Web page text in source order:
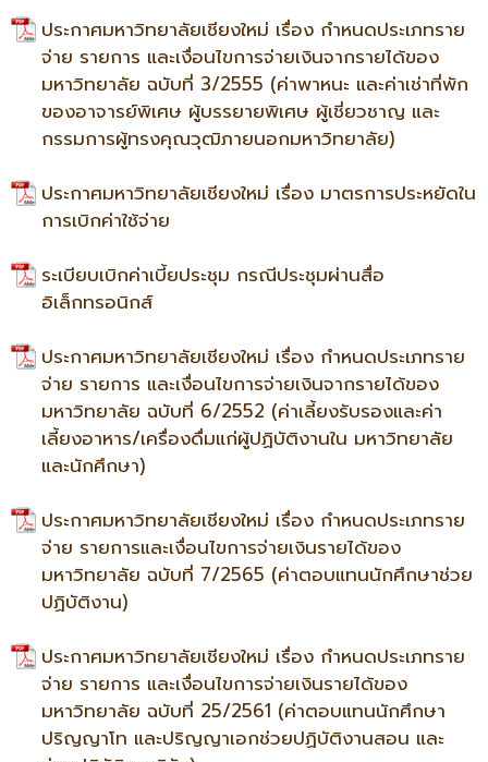
ประกาศมหาวิทยาลัยเชียงใหม่ เรื่อง กําหนดประเภทราย
จ่าย รายการ และเงื่อนไขการจ่ายเงินจากรายได้ของ
มหาวิทยาลัย ฉบับที่ 3/2555 (ค่าพาหนะ และค่าเช่าที่พัก
ของอาจารย์พิเศษ ผู้บรรยายพิเศษ ผู้เชี่ยวชาญ และ
กรรมการผู้ทรงคุณวุฒิภายนอกมหาวิทยาลัย)
ประกาศมหาวิทยาลัยเชียงใหม่ เรื่อง มาตรการประหยัดใน
การเบิกค่าใช้จ่าย
ระเบียบเบิกค่าเบี้ยประชุม กรณีประชุมผ่านสื่อ
อิเล็กทรอนิกส์
ประกาศมหาวิทยาลัยเชียงใหม่ เรื่อง กําหนดประเภทราย
จ่าย รายการ และเงื่อนไขการจ่ายเงินจากรายได้ของ
มหาวิทยาลัย ฉบับที่ 6/2552 (ค่าเลี้ยงรับรองและค่า
เลี้ยงอาหาร/เครื่องดื่มแก่ผู้ปฏิบัติงานใน มหาวิทยาลัย
และนักศึกษา)
ประกาศมหาวิทยาลัยเชียงใหม่ เรื่อง กำหนดประเภทราย
จ่าย รายการและเงื่อนไขการจ่ายเงินรายได้ของ
มหาวิทยาลัย ฉบับที่ 7/2565 (ค่าตอบแทนนักศึกษาช่วย
ปฏิบัติงาน)
ประกาศมหาวิทยาลัยเชียงใหม่ เรื่อง กำหนดประเภทราย
จ่าย รายการ และเงื่อนไขการจ่ายเงินรายได้ของ
มหาวิทยาลัย ฉบับที่ 25/2561 (ค่าตอบแทนนักศึกษา
ปริญญาโท และปริญญาเอกช่วยปฏิบัติงานสอน และ